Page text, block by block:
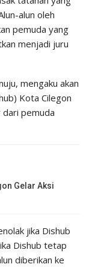
alun oleh
pemuda yang
menjadi juru
mengaku akan
Kota Cilegon
dari pemuda
Gelar Aksi
jika Dishub
Dishub tetap
diberikan ke